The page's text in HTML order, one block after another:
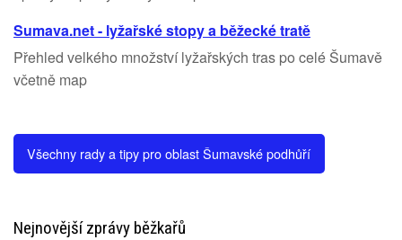
Sumava.net - lyžařské stopy a běžecké tratě
Přehled velkého množství lyžařských tras po celé Šumavě
včetně map
Všechny rady a tipy pro oblast Šumavské podhůří
Nejnovější zprávy běžkařů